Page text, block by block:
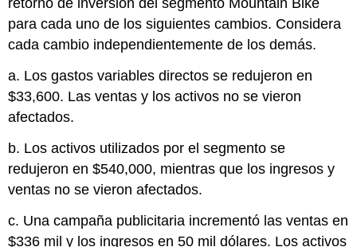
retorno de inversión del segmento Mountain Bike
para cada uno de los siguientes cambios. Considera
cada cambio independientemente de los demás.
a. Los gastos variables directos se redujeron en
$33,600. Las ventas y los activos no se vieron
afectados.
b. Los activos utilizados por el segmento se
redujeron en $540,000, mientras que los ingresos y
ventas no se vieron afectados.
c. Una campaña publicitaria incrementó las ventas en
$336 mil y los ingresos en 50 mil dólares. Los activos